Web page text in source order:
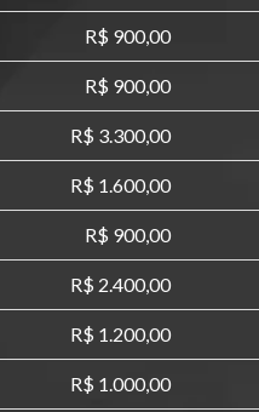
R$ 900,00
R$ 900,00
R$ 3.300,00
R$ 1.600,00
R$ 900,00
R$ 2.400,00
R$ 1.200,00
R$ 1.000,00